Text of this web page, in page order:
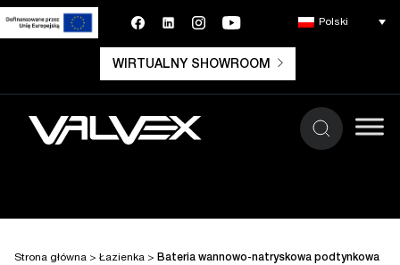
WIRTUALNY SHOWROOM
Polski
Strona główna > Łazienka > Bateria wannowo-natryskowa podtynkowa